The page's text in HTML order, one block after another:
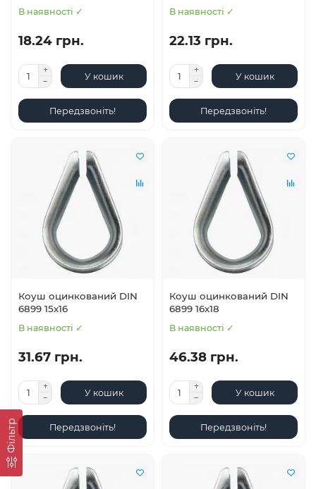
Фільтр
В наявності ✓
18.24 грн.
У кошик
Передзвоніть!
В наявності ✓
22.13 грн.
У кошик
Передзвоніть!
Коуш оцинкований DIN
6899 15х16
В наявності ✓
31.67 грн.
У кошик
Передзвоніть!
Коуш оцинкований DIN
6899 16х18
В наявності ✓
46.38 грн.
У кошик
Передзвоніть!